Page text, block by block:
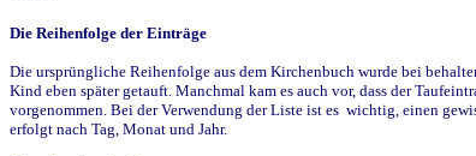
Die Reihenfolge der Einträge
Die ursprüngliche Reihenfolge aus dem Kirchenbuch wurde bei
Kind eben später getauft. Manchmal kam es auch vor, dass der
vorgenommen. Bei der Verwendung der Liste ist es wichtig, einen
erfolgt nach Tag, Monat und Jahr.